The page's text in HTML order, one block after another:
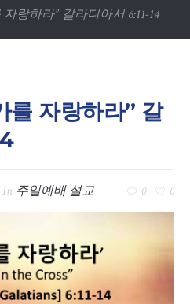
랑하라” 갈라디아서 6:11-14
를 자랑하라” 갈
In 주일예배 설교 0 0